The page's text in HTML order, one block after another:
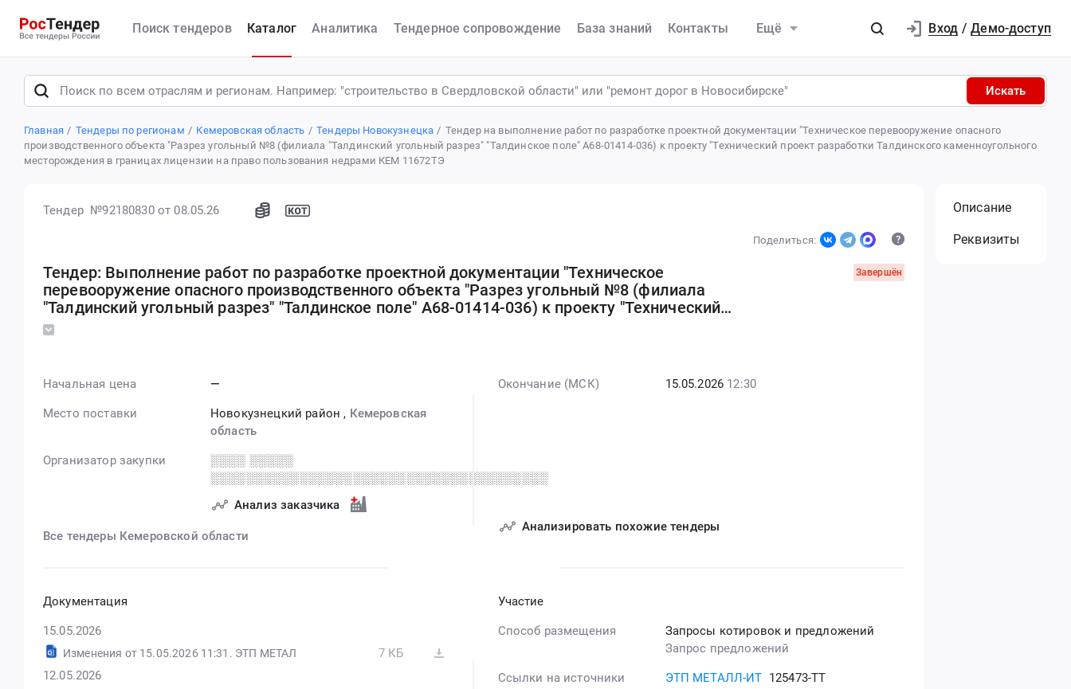
Поиск тендеров Каталог Аналитика Тендерное сопровождение База знаний Контакты Ещё Вход / Демо-доступ
Искать
Главная Тендеры по регионам Кемеровская область Тендеры Новокузнецка
Тендер на выполнение работ по разработке проектной документации "Техническое перевооружение опасного
производственного объекта "Разрез угольный №8 (филиала "Талдинский угольный разрез" "Талдинское поле" А68-01414-036) к проекту "Технический проект разработки Талдинского каменноугольного
месторождения в границах лицензии на право пользования недрами КЕМ 11672ТЭ
Тендер №92180830от 08.05.26
Поделиться:
Тендер: Выполнение работ по разработке проектной документации "Техническое
перевооружение опасного производственного объекта "Разрез угольный №8 (филиала
"Талдинский угольный разрез" "Талдинское поле" А68-01414-036) к проекту "Технический
проект разработки Талдинского каменноугольного месторождения в границах лицензии на
Завершён
Начальная цена —
Место поставки Новокузнецкий район , Кемеровская
область
Организатор закупки
░░░░ ░░░░░
░░░░░░░░░░░░░░░░░░░░░░░░░░░░░░░░░░░░░░
Анализ заказчика
Все тендеры Кемеровской области
Окончание (МСК) 15.05.2026 12:30
Анализировать похожие тендеры
Документация
15.05.2026
Изменения от 15.05.2026 11:31. ЭТП МЕТАЛ
7 КБ
12.05.2026
Участие
Способ размещения
Запросы котировок и предложений
Запрос предложений
Ссылки на источники ЭТП МЕТАЛЛ-ИТ 125473-ТТ
Описание
Реквизиты